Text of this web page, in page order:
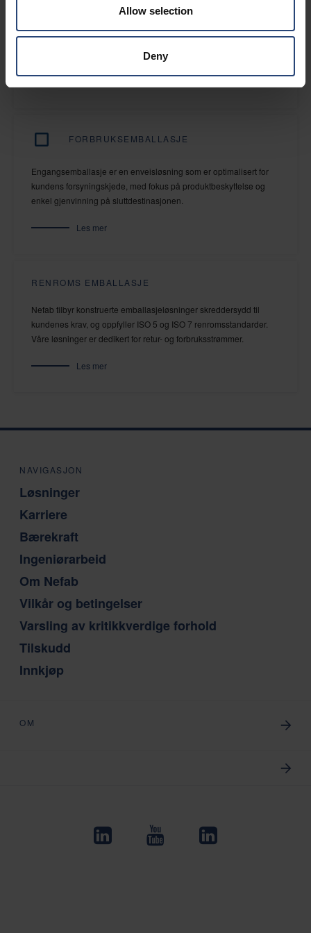
Allow selection
Deny
kundenes produkter under transport, lagring og håndtering i hele
FORBRUKSEMBALLASJE
Engangsemballasje er en enveisløsning som er optimalisert for
kundens forsyningskjede, med fokus på produktbeskyttelse og
enkel gjenvinning på sluttdestinasjonen.
Les mer
RENROMS EMBALLASJE
Nefab tilbyr konstruerte emballasjeløsninger skreddersydd til
kundenes krav, og oppfyller ISO 5 og ISO 7 renromsstandarder.
Våre løsninger er dedikert for retur- og forbruksstrømmer.
Les mer
NAVIGASJON
Løsninger
Karriere
Bærekraft
Ingeniørarbeid
Om Nefab
Vilkår og betingelser
Varsling av kritikkverdige forhold
Tilskudd
Innkjøp
OM